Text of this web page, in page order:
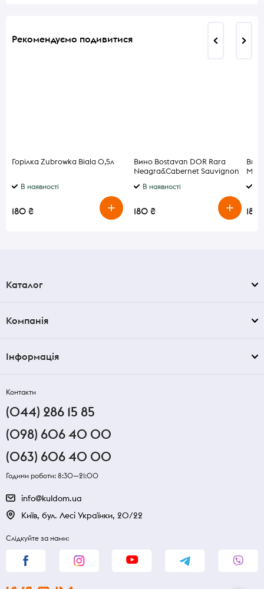
Рекомендуємо подивитися
Горілка Zubrowka Biala 0,5л
В наявності
180 ₴
Вино Bostavan DOR Rara
Neagra&Cabernet Sauvignon
В наявності
180 ₴ 180
Каталог
Компанія
Інформація
Контакти
(044) 286 15 85
(098) 606 40 00
(063) 606 40 00
Години роботи: 8:30—21:00
info@kuldom.ua
Київ, бул. Лесі Українки, 20/22
Слідкуйте за нами: